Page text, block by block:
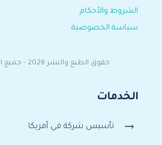
الشروط والأحكام
سياسة الخصوصية
حقوق الطبع والنشر 2026 - جميع الحقوق محفوظة.
الخدمات
تأسيس شركة في أمريكا